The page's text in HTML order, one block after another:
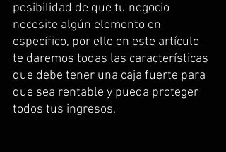
posibilidad de que tu negocio
necesite algún elemento en
específico, por ello en este artículo
te daremos todas las características
que debe tener una caja fuerte para
que sea rentable y pueda proteger
todos tus ingresos.